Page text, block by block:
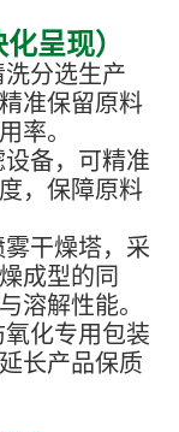
呈现）
分选生产
准保留原料
率。
备，可精准
，保障原料
干燥塔，采
成型的同
溶解性能。
化专用包装
长产品保质